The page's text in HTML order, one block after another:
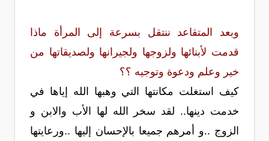
وبعد المتقاعد ننتقل بسرعة إلى المرأة ماذا
قدمت لأبنائها ولزوجها ولجيرانها ولصديقاتها من
خير وعلم ودعوة وتوجيه ؟؟
كيف استغلت مكانتها التي وهبها الله إياها في
خدمت دينها.. لقد سخر الله لها الأب والابن و
الزوج ..و أمرهم جميعا بالإحسان إليها ..ورعايتها